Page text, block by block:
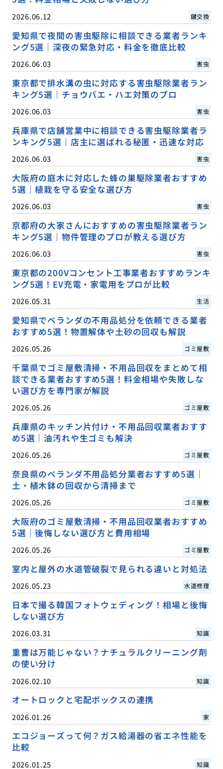
2026.06.12 鍵交換
愛知県で夜間の害虫駆除に相談できる業者ランキ
ング5選｜深夜の緊急対応・料金を徹底比較
2026.06.03 害虫
東京都で排水溝の虫に対応する害虫駆除業者ラン
キング5選｜チョウバエ・ハエ対策のプロ
2026.06.03 害虫
兵庫県で店舗営業中に相談できる害虫駆除業者ラ
ンキング5選｜店主に選ばれる秘匿・迅速な対応
2026.06.03 害虫
大阪府の庭木に対応した蜂の巣駆除業者おすすめ
5選｜植栽を守る安全な選び方
2026.06.03 害虫
京都府の大家さんにおすすめの害虫駆除業者ラン
キング5選｜物件管理のプロが教える選び方
2026.06.03 害虫
東京都の200Vコンセント工事業者おすすめランキ
ング5選！EV充電・家電用をプロが比較
2026.05.31 生活
愛知県でベランダの不用品処分を依頼できる業者
おすすめ5選！物置解体や土砂の回収も解説
2026.05.26 ゴミ屋敷
千葉県でゴミ屋敷清掃・不用品回収をまとめて相
談できる業者おすすめ5選！料金相場や失敗しな
い選び方を専門家が解説
2026.05.26 ゴミ屋敷
兵庫県のキッチン片付け・不用品回収業者おすす
め5選｜油汚れや生ゴミも解決
2026.05.26 ゴミ屋敷
奈良県のベランダ不用品処分業者おすすめ5選｜
土・植木鉢の回収から清掃まで
2026.05.26 ゴミ屋敷
大阪府のゴミ屋敷清掃・不用品回収業者おすすめ
5選｜後悔しない選び方と費用相場
2026.05.26 ゴミ屋敷
室内と屋外の水道管破裂で見られる違いと対処法
2026.05.23 水道修理
日本で撮る韓国フォトウェディング！相場と後悔
しない選び方
2026.03.31 知識
重曹は万能じゃない？ナチュラルクリーニング剤
の使い分け
2026.02.10 知識
オートロックと宅配ボックスの連携
2026.01.26 家
エコジョーズって何？ガス給湯器の省エネ性能を
比較
2026.01.25 知識